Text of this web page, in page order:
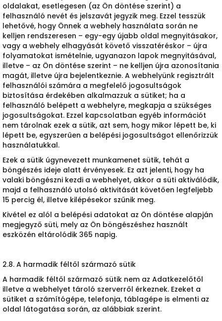
oldalakat, esetlegesen (az Ön döntése szerint) a
felhasználó nevét és jelszavát jegyzik meg. Ezzel tesszük
lehetővé, hogy Önnek a webhely használata során ne
kelljen rendszeresen – egy-egy újabb oldal megnyitásakor,
vagy a webhely elhagyását követő visszatéréskor – újra
folyamatokat ismételnie, ugyanazon lapok megnyitásával,
illetve – az Ön döntése szerint – ne kelljen újra azonosítania
magát, illetve újra bejelentkeznie. A webhelyünk regisztrált
felhasználói számára a megfelelő jogosultságok
biztosítása érdekében alkalmazzuk a sütiket; ha a
felhasználó belépett a webhelyre, megkapja a szükséges
jogosultságokat. Ezzel kapcsolatban egyéb információt
nem tárolnak ezek a sütik, azt sem, hogy mikor lépett be, ki
lépett be, egyszerűen a belépési jogosultságot ellenőrizzük
használatukkal.
Ezek a sütik úgynevezett munkamenet sütik, tehát a
böngészés ideje alatt érvényesek. Ez azt jelenti, hogy ha
valaki böngészni kezdi a webhelyet, akkor a süti aktiválódik,
majd a felhasználó utolsó aktivitását követően legfeljebb
15 percig él, illetve kilépésekor szűnik meg.
Kivétel ez alól a belépési adatokat az Ön döntése alapján
megjegyző süti, mely az Ön böngészéshez használt
eszközén eltárolódik 365 napig.
2.8. A harmadik féltől származó sütik
A harmadik féltől származó sütik nem az Adatkezelőtől
illetve a webhelyet tároló szerverről érkeznek. Ezeket a
sütiket a számítógépe, telefonja, táblagépe is elmenti az
oldal látogatása során, az alábbiak szerint.